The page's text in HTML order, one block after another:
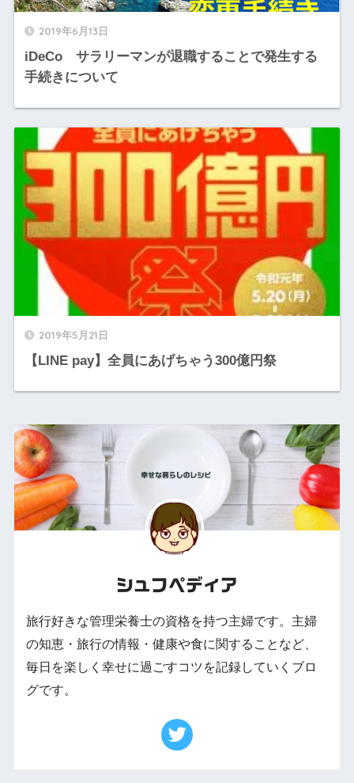
2019年6月13日
iDeCo サラリーマンが退職することで発生する
手続きについて
2019年5月21日
【LINE pay】全員にあげちゃう300億円祭
シュフペディア
旅行好きな管理栄養士の資格を持つ主婦です。主婦
の知恵・旅行の情報・健康や食に関することなど、
毎日を楽しく幸せに過ごすコツを記録していくブロ
グです。